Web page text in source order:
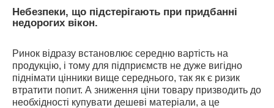
Небезпеки, що підстерігають при придбанні
недорогих вікон.
Ринок відразу встановлює середню вартість на
продукцію, і тому для підприємств не дуже вигідно
піднімати цінники вище середнього, так як є ризик
втратити попит. А зниження ціни товару призводить до
необхідності купувати дешеві матеріали, а це